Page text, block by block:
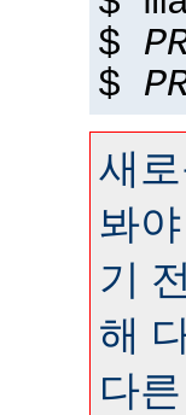
$
$
새
봐
기
해
다